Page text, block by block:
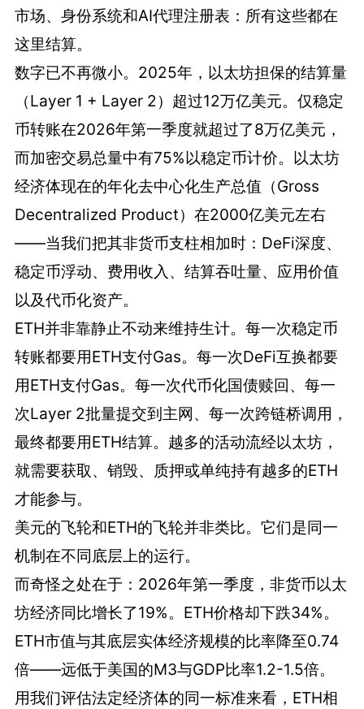
市场、身份系统和AI代理注册表：所有这些都在
这里结算。
数字已不再微小。2025年，以太坊担保的结算量
（Layer 1 + Layer 2）超过12万亿美元。仅稳定
币转账在2026年第一季度就超过了8万亿美元，
而加密交易总量中有75%以稳定币计价。以太坊
经济体现在的年化去中心化生产总值（Gross
Decentralized Product）在2000亿美元左右
——当我们把其非货币支柱相加时：DeFi深度、
稳定币浮动、费用收入、结算吞吐量、应用价值
以及代币化资产。
ETH并非靠静止不动来维持生计。每一次稳定币
转账都要用ETH支付Gas。每一次DeFi互换都要
用ETH支付Gas。每一次代币化国债赎回、每一
次Layer 2批量提交到主网、每一次跨链桥调用，
最终都要用ETH结算。越多的活动流经以太坊，
就需要获取、销毁、质押或单纯持有越多的ETH
才能参与。
美元的飞轮和ETH的飞轮并非类比。它们是同一
机制在不同底层上的运行。
而奇怪之处在于：2026年第一季度，非货币以太
坊经济同比增长了19%。ETH价格却下跌34%。
ETH市值与其底层实体经济规模的比率降至0.74
倍——远低于美国的M3与GDP比率1.2-1.5倍。
用我们评估法定经济体的同一标准来看，ETH相